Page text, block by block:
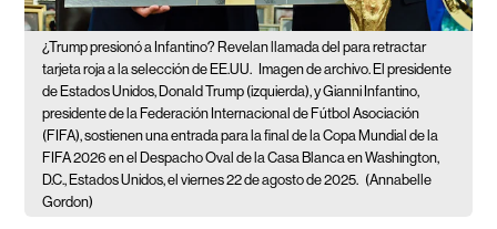
¿Trump presionó a Infantino? Revelan llamada del para retractar
tarjeta roja a la selección de EE.UU. Imagen de archivo. El presidente
de Estados Unidos, Donald Trump (izquierda), y Gianni Infantino,
presidente de la Federación Internacional de Fútbol Asociación
(FIFA), sostienen una entrada para la final de la Copa Mundial de la
FIFA 2026 en el Despacho Oval de la Casa Blanca en Washington,
D.C., Estados Unidos, el viernes 22 de agosto de 2025. (Annabelle
Gordon)